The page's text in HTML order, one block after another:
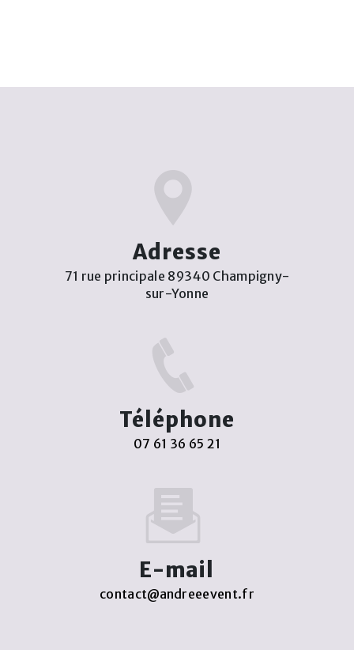
Adresse
71 rue principale 89340 Champigny-
sur-Yonne
Téléphone
07 61 36 65 21
E-mail
contact@andreeevent.fr